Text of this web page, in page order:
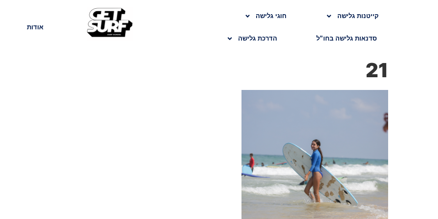
קייטנות גלישה חוגי גלישה
סדנאות גלישה בחו”ל הדרכת גלישה
בלוג אודות
21